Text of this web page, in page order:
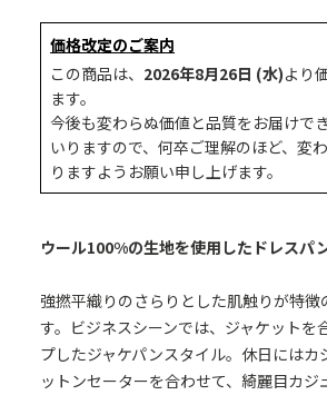
価格改定のご案内
この商品は、 2026年8月26日 (水)より
ます。
今後も変わらぬ価値と品質をお届けで
いりますので、何卒ご理解のほど、変
りますようお願い申し上げます。
ウール100%の生地を使用したドレスパ
強撚平織りのさらりとした肌触りが特
す。ビジネスシーンでは、ジャケットを
プしたジャケパンスタイル。休日にはカ
ットンセーターを合わせて、綺麗目カジ